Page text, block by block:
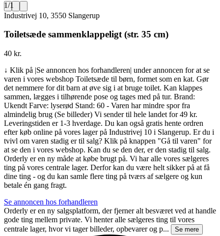
1/1
Industrivej 10, 3550 Slangerup
Toiletsæde sammenklappeligt (str. 35 cm)
40 kr.
↓ Klik på |Se annoncen hos forhandleren| under annoncen for at se
varen i vores webshop Toiletsæde til børn, formet som en kat. Gør
det nemmere for dit barn at øve sig i at bruge toilet. Kan klappes
sammen, lægges i tilhørende pose og tages med på tur. Brand:
Ukendt Farve: lyserød Stand: 60 - Varen har mindre spor fra
almindelig brug (Se billeder) Vi sender til hele landet for 49 kr.
Leveringstiden er 1-3 hverdage. Du kan også gratis hente ordren
efter køb online på vores lager på Industrivej 10 i Slangerup. Er du i
tvivl om varen stadig er til salg? Klik på knappen "Gå til varen" for
at se den i vores webshop. Kan du se den der, er den stadig til salg.
Orderly er en ny måde at købe brugt på. Vi har alle vores sælgeres
ting på vores centrale lager. Derfor kan du være helt sikker på at få
dine ting - og du kan samle flere ting på tværs af sælgere og kun
betale én gang fragt.
Se annoncen hos forhandleren
Orderly er en ny salgsplatform, der fjerner alt besværet ved at handle
gode ting mellem private. Vi henter alle sælgeres ting til vores
centrale lager, hvor vi tager billeder, opbevarer og p...
Se mere